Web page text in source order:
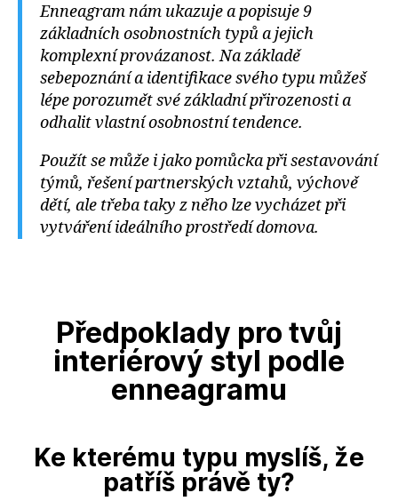
Enneagram nám ukazuje a popisuje 9
základních osobnostních typů a jejich
komplexní provázanost. Na základě
sebepoznání a identifikace svého typu můžeš
lépe porozumět své základní přirozenosti a
odhalit vlastní osobnostní tendence.
Použít se může i jako pomůcka při sestavování
týmů, řešení partnerských vztahů, výchově
dětí, ale třeba taky z něho lze vycházet při
vytváření ideálního prostředí domova.
Předpoklady pro tvůj
interiérový styl podle
enneagramu
Ke kterému typu myslíš, že
patříš právě ty?